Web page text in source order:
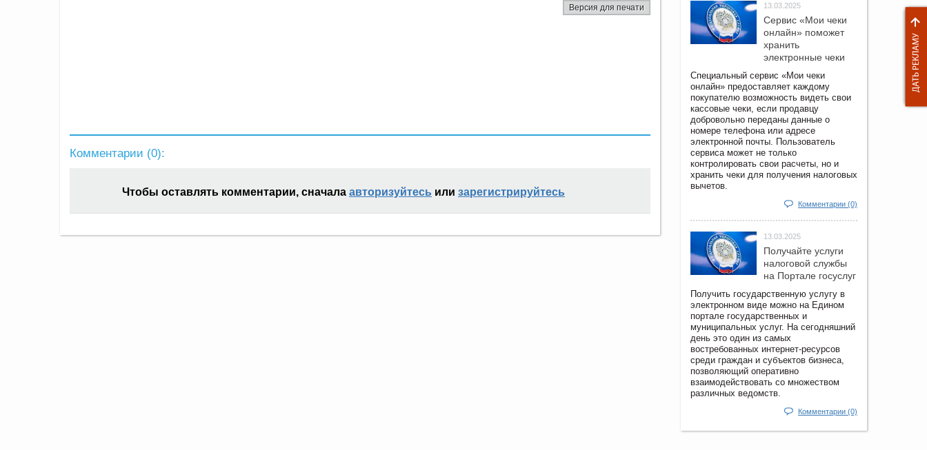
Версия для печати
Комментарии (0):
Чтобы оставлять комментарии, сначала авторизуйтесь или зарегистрируйтесь
13.03.2025
Сервис «Мои чеки
онлайн» поможет
хранить
электронные чеки
Специальный сервис «Мои чеки
онлайн» предоставляет каждому
покупателю возможность видеть свои
кассовые чеки, если продавцу
добровольно переданы данные о
номере телефона или адресе
электронной почты. Пользователь
сервиса может не только
контролировать свои расчеты, но и
хранить чеки для получения налоговых
вычетов.
Комментарии (0)
13.03.2025
Получайте услуги
налоговой службы
на Портале госyслуг
Получить государственную услугу в
электронном виде можно на Едином
портале государственных и
муниципальных услуг. На сегодняшний
день это один из самых
востребованных интернет-ресурсов
среди граждан и субъектов бизнеса,
позволяющий оперативно
взаимодействовать со множеством
различных ведомств.
Комментарии (0)